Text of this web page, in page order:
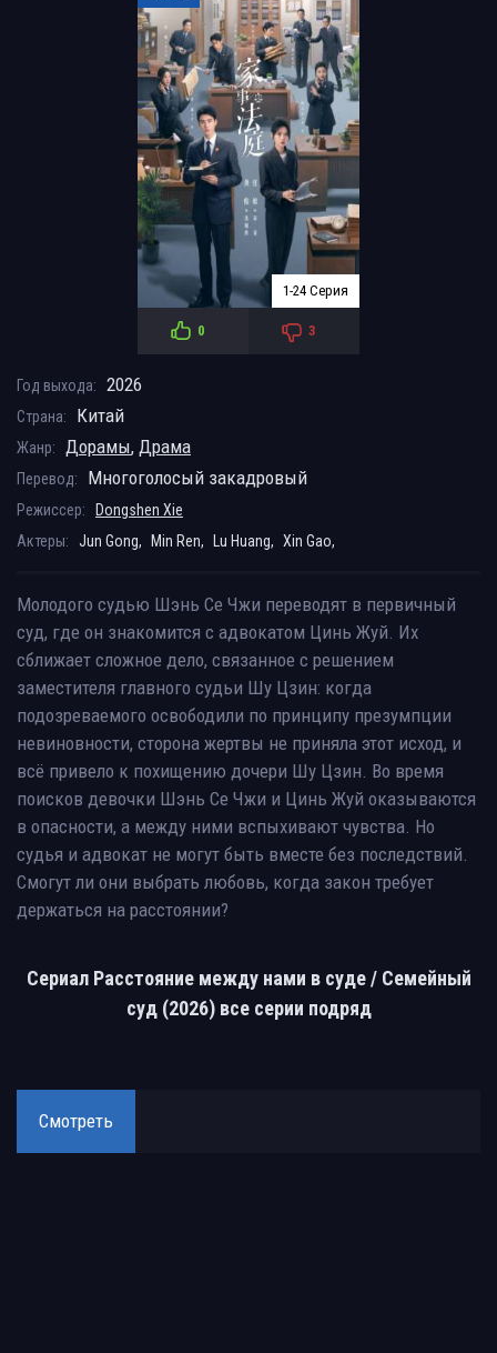
1-24 Серия
0 3
Год выхода: 2026
Страна: Китай
Жанр: Дорамы, Драма
Перевод: Многоголосый закадровый
Режиссер:
Dongshen Xie
Актеры:
Jun Gong, Min Ren, Lu Huang, Xin Gao,
Молодого судью Шэнь Се Чжи переводят в первичный
суд, где он знакомится с адвокатом Цинь Жуй. Их
сближает сложное дело, связанное с решением
заместителя главного судьи Шу Цзин: когда
подозреваемого освободили по принципу презумпции
невиновности, сторона жертвы не приняла этот исход, и
всё привело к похищению дочери Шу Цзин. Во время
поисков девочки Шэнь Се Чжи и Цинь Жуй оказываются
в опасности, а между ними вспыхивают чувства. Но
судья и адвокат не могут быть вместе без последствий.
Смогут ли они выбрать любовь, когда закон требует
держаться на расстоянии?
Сериал Расстояние между нами в суде / Семейный
суд (2026) все серии подряд
Смотреть